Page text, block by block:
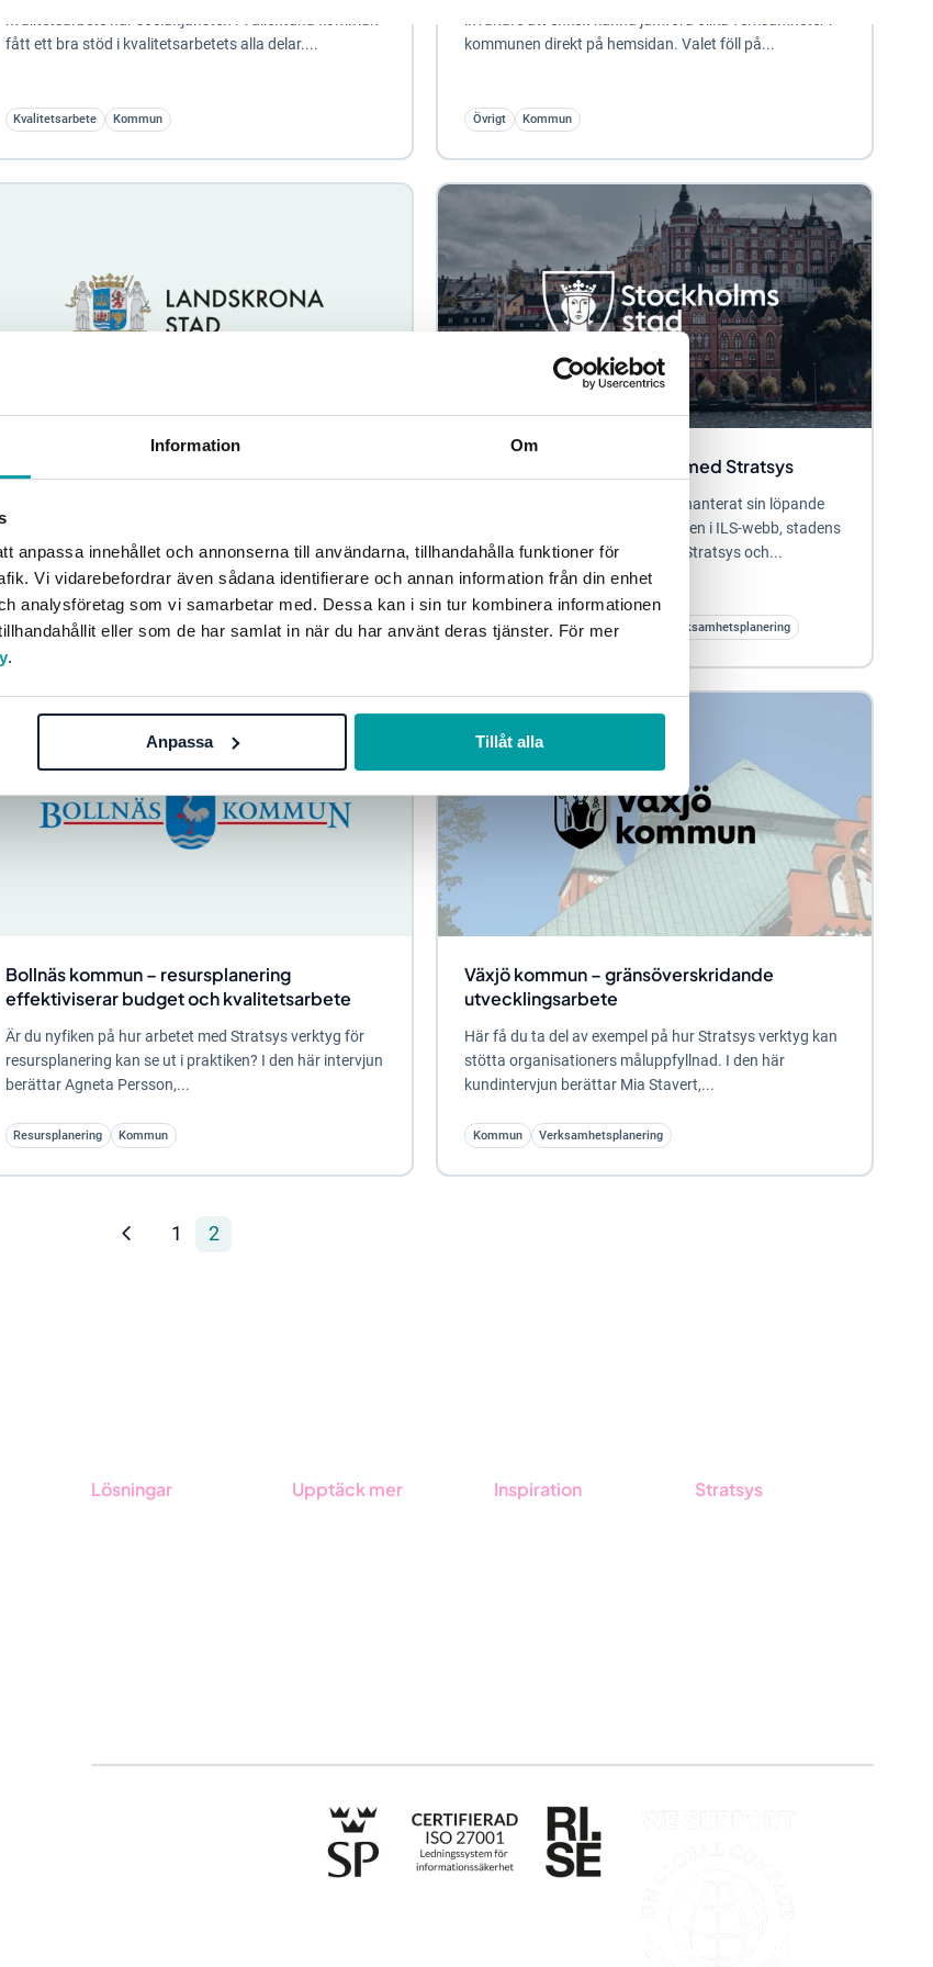
Information Om
anpassa innehållet och annonserna till användarna, tillhandahålla funktioner för
Vi vidarebefordrar även sådana identifierare och annan information från din enhet
analysföretag som vi samarbetar med. Dessa kan i sin tur kombinera informationen
eller som de har samlat in när du har använt deras tjänster. För mer
.
Anpassa Tillåt alla
fått ett bra stöd i kvalitetsarbetets alla delar....
Kvalitetsarbete Kommun
kommunen direkt på hemsidan. Valet föll på...
Övrigt Kommun
De olika förvaltningar i Landskrona kommun jobbade på
olika sätt när det kom till Internkontroll och riskanalys,
även fast det fanns riktlinjer inom...
Kommun Risk och kontroll
Så jobbar Stockholm stad med Stratsys
Stockholm stad har sedan 2007 hanterat sin löpande
styrning och ledningen inom staden i ILS-webb, stadens
interna benämning på verktyget Stratsys och...
Strategisk planering Kommun Verksamhetsplanering
Bollnäs kommun – resursplanering
effektiviserar budget och kvalitetsarbete
Är du nyfiken på hur arbetet med Stratsys verktyg för
resursplanering kan se ut i praktiken? I den här intervjun
berättar Agneta Persson,...
Resursplanering Kommun
Växjö kommun – gränsöverskridande
utvecklingsarbete
Här få du ta del av exempel på hur Stratsys verktyg kan
stötta organisationers måluppfyllnad. I den här
kundintervjun berättar Mia Stavert,...
Kommun Verksamhetsplanering
1 2
Lösningar Upptäck mer Inspiration Stratsys